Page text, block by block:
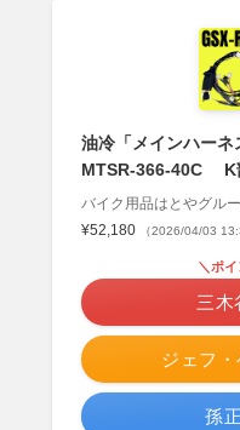
油冷「メインハー
MTSR-366-40C
バイク用品はとやグル
¥52,180
（2026/04/03
ジェフ
＼ポ
三木
孫